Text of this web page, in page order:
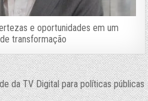
e oportunidades em um
transformação
da TV Digital para políticas públicas